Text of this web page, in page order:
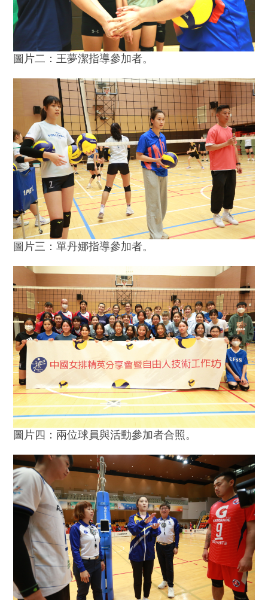
圖片二：王夢潔指導參加者。
圖片三：單丹娜指導參加者。
圖片四：兩位球員與活動參加者合照。